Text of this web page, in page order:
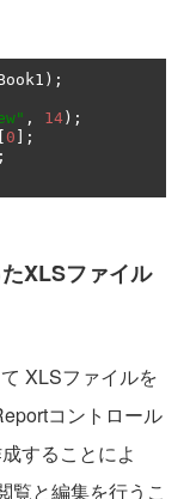
);
, 14 );
0 ];
;
XLSファイル
XLSファイルを
コントロール
することによ
覧と編集を行うこ